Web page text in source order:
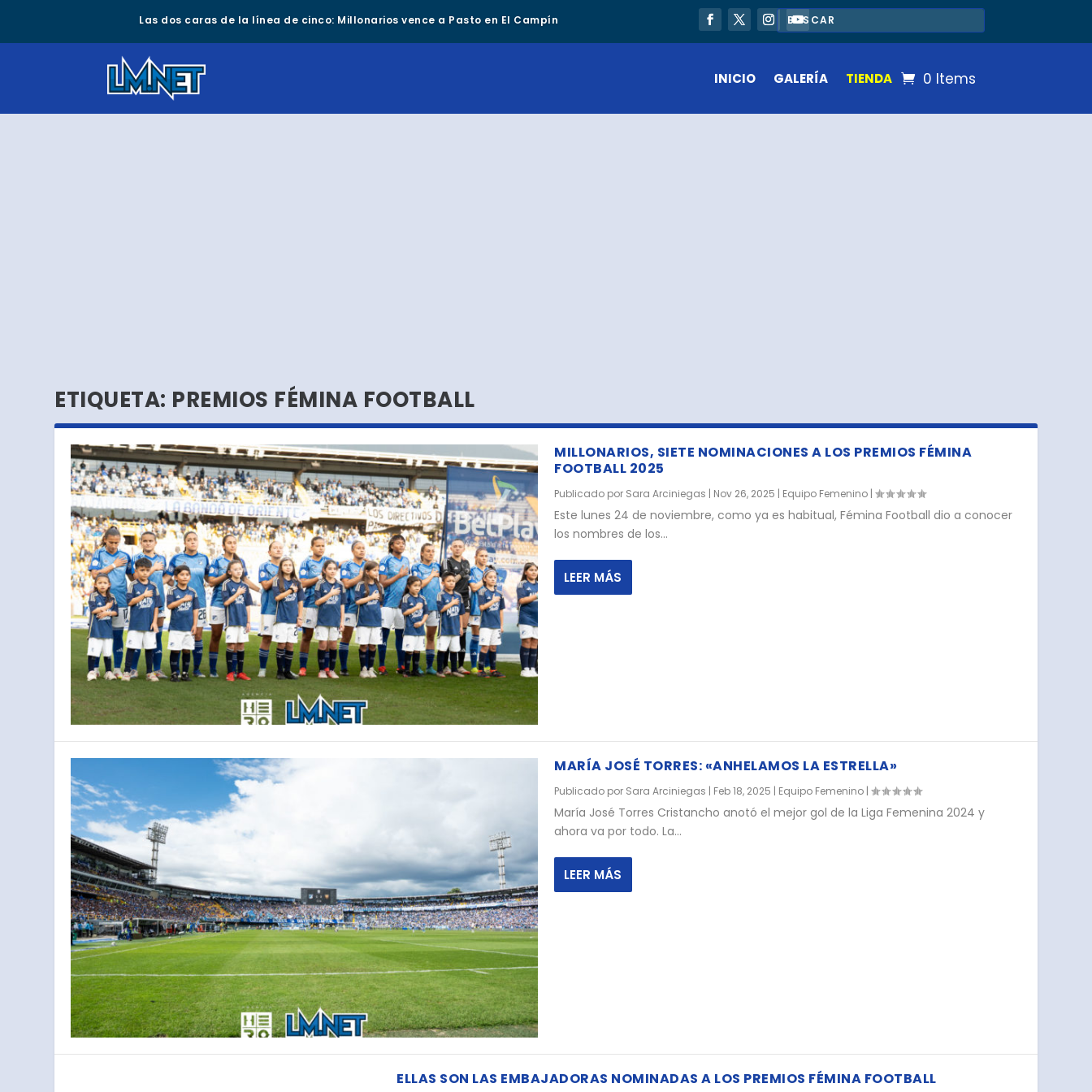
Las dos caras de la línea de cinco: Millonarios vence a Pasto en El Campín
INICIO GALERÍA TIENDA 0 Items
ETIQUETA: PREMIOS FÉMINA FOOTBALL
MILLONARIOS, SIETE NOMINACIONES A LOS PREMIOS FÉMINA
FOOTBALL 2025
Publicado por Sara Arciniegas | Nov 26, 2025 | Equipo Femenino |
Este lunes 24 de noviembre, como ya es habitual, Fémina Football dio a conocer
los nombres de los...
LEER MÁS
MARÍA JOSÉ TORRES: «ANHELAMOS LA ESTRELLA»
Publicado por Sara Arciniegas | Feb 18, 2025 | Equipo Femenino |
María José Torres Cristancho anotó el mejor gol de la Liga Femenina 2024 y
ahora va por todo. La...
LEER MÁS
ELLAS SON LAS EMBAJADORAS NOMINADAS A LOS PREMIOS FÉMINA FOOTBALL